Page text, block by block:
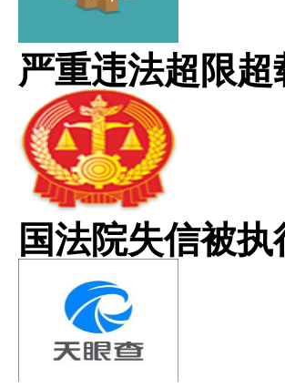
严重违法超限
国法院失信被